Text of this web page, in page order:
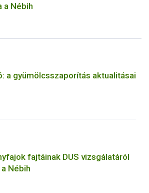
Nébih
a gyümölcsszaporítás aktualitásai
fajtáinak DUS vizsgálatáról
Nébih